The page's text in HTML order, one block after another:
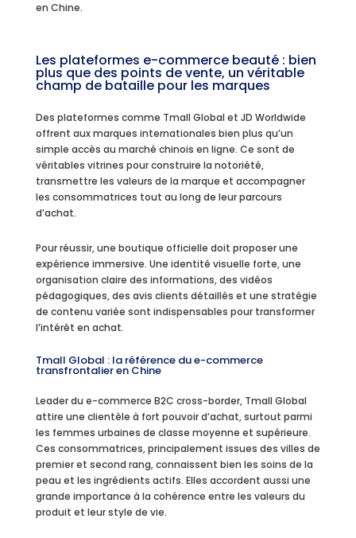
en Chine.
Les plateformes e-commerce beauté : bien
plus que des points de vente, un véritable
champ de bataille pour les marques
Des plateformes comme Tmall Global et JD Worldwide
offrent aux marques internationales bien plus qu’un
simple accès au marché chinois en ligne. Ce sont de
véritables vitrines pour construire la notoriété,
transmettre les valeurs de la marque et accompagner
les consommatrices tout au long de leur parcours
d’achat.
Pour réussir, une boutique officielle doit proposer une
expérience immersive. Une identité visuelle forte, une
organisation claire des informations, des vidéos
pédagogiques, des avis clients détaillés et une stratégie
de contenu variée sont indispensables pour transformer
l’intérêt en achat.
Tmall Global : la référence du e-commerce
transfrontalier en Chine
Leader du e-commerce B2C cross-border, Tmall Global
attire une clientèle à fort pouvoir d’achat, surtout parmi
les femmes urbaines de classe moyenne et supérieure.
Ces consommatrices, principalement issues des villes de
premier et second rang, connaissent bien les soins de la
peau et les ingrédients actifs. Elles accordent aussi une
grande importance à la cohérence entre les valeurs du
produit et leur style de vie.